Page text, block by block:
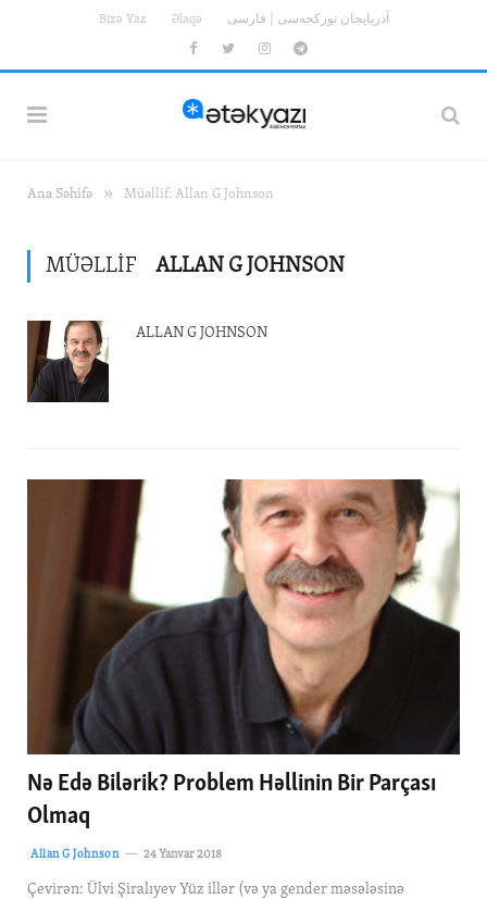
Bizə Yaz Əlaqə آذربایجان تورکجه‌سی | فارسی
FacebookTwitterInstagramTelegram
Ana Səhifə » Müəllif: Allan G Johnson
MÜƏLLIF ALLAN G JOHNSON
ALLAN G JOHNSON
Nə Edə Bilərik? Problem Həllinin Bir Parçası
Olmaq
Allan G Johnson 24 Yanvar 2018
Çevirən: Ülvi Şiralıyev Yüz illər (və ya gender məsələsinə